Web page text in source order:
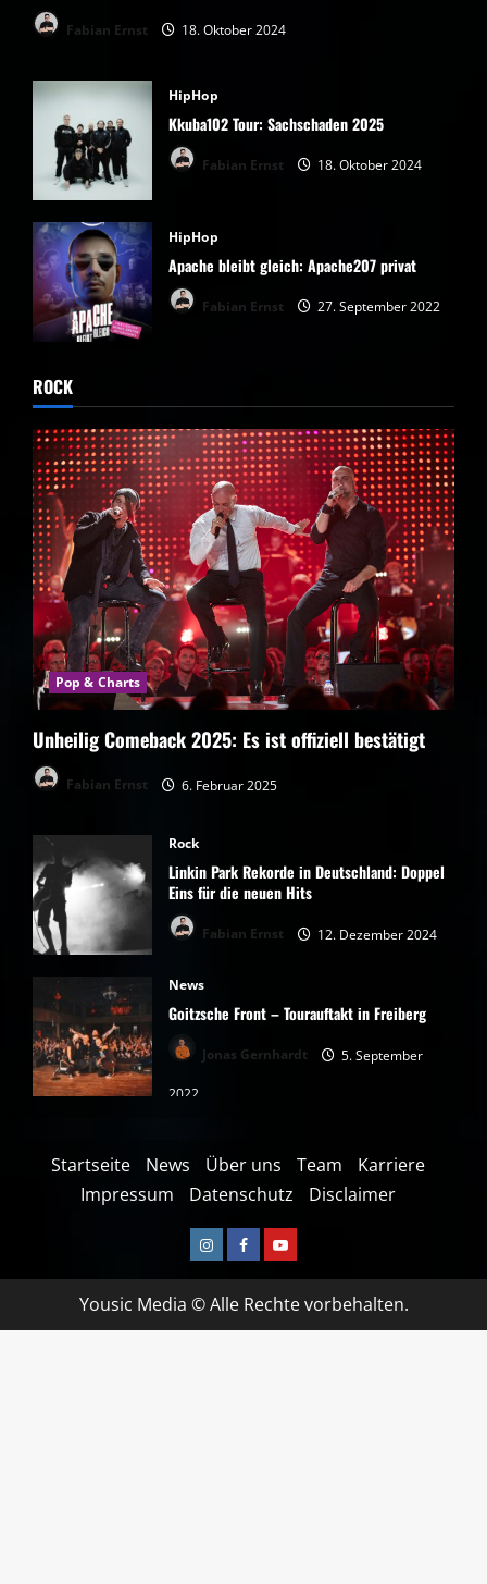
Fabian Ernst 18. Oktober 2024
HipHop
Kkuba102 Tour: Sachschaden 2025
Fabian Ernst 18. Oktober 2024
HipHop
Apache bleibt gleich: Apache207 privat
Fabian Ernst 27. September 2022
ROCK
Pop & Charts
Unheilig Comeback 2025: Es ist offiziell bestätigt
Fabian Ernst 6. Februar 2025
Rock
Linkin Park Rekorde in Deutschland: Doppel
Eins für die neuen Hits
Fabian Ernst 12. Dezember 2024
News
Goitzsche Front – Tourauftakt in Freiberg
Jonas Gernhardt 5. September
2022
Startseite News Über uns Team
Karriere
Impressum
Datenschutz Disclaimer
Yousic Media © Alle Rechte vorbehalten.